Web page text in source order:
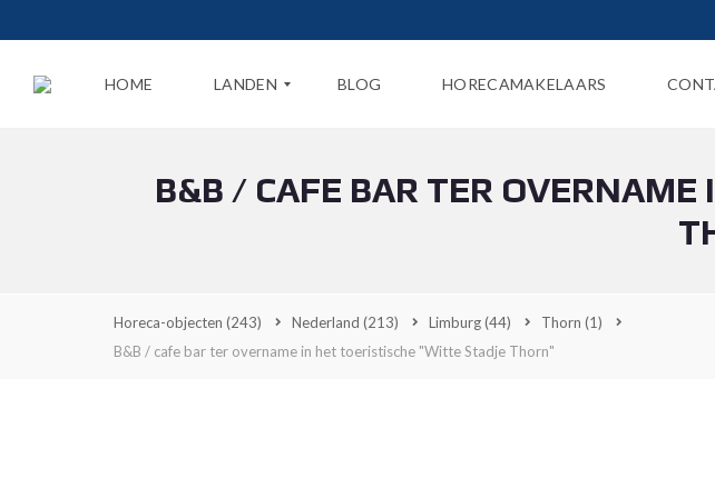
HOME LANDEN
N
N
D
BLOG HORECAMAKELAARS
B&B / CAFE BAR TER
Horeca-objecten (243) Nederland (213) Limburg(44) Thorn (1)
B&B / cafe bar ter overname in het toeristische "Witte Stadje Thorn"